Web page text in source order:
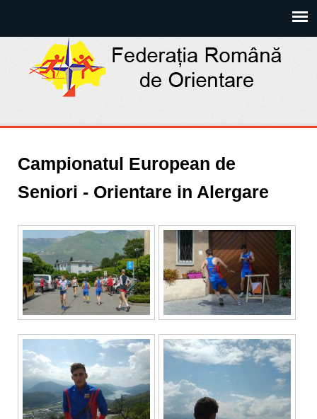
Campionatul European de
Seniori - Orientare in Alergare